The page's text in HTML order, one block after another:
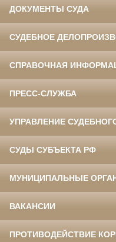
ДОКУМЕНТЫ СУДА
СУДЕБНОЕ
СПРАВОЧНАЯ
ПРЕСС-СЛУЖБА
УПРАВЛЕНИЕ
СУДЫ СУБЪЕКТА РФ
МУНИЦИПАЛЬНЫЕ
ВАКАНСИИ
ПРОТИВОДЕЙСТВИЕ